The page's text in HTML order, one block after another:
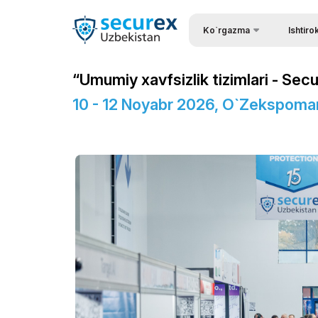
Ko`rgazma
Ishtirokchilar ro`yxati
Rasmiy Ko`mak
Ko`rgazmaning ish vaqti
Homiylar
Axborot ko`magi
Tadbirlar dasturi
Stendni
Homiy
Stendlar
Logistika
“Umumiy xavfsizlik tizimlari -
10 - 12 Noyabr 2026,